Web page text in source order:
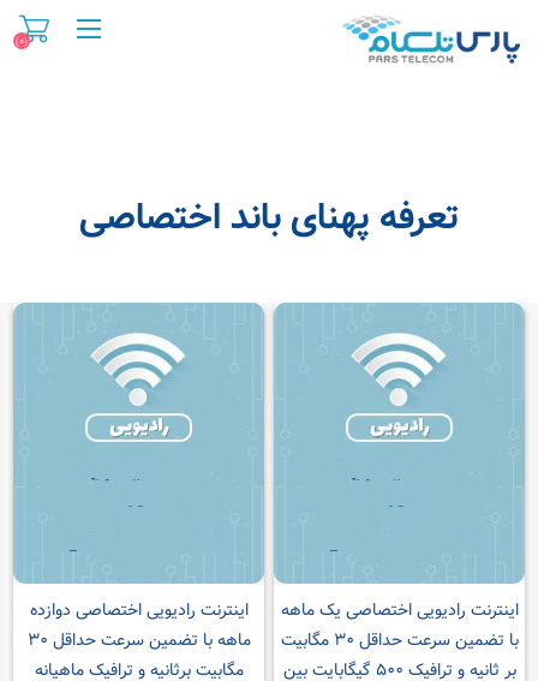
(۰)
تعرفه پهنای باند اختصاصی
اینترنت رادیویی اختصاصی یک ماهه
با تضمین سرعت حداقل ۳۰ مگابیت
بر ثانیه و ترافیک ۵۰۰ گیگابایت بین
اینترنت رادیویی اختصاصی دوازده
ماهه با تضمین سرعت حداقل ۳۰
مگابیت برثانیه و ترافیک ماهیانه